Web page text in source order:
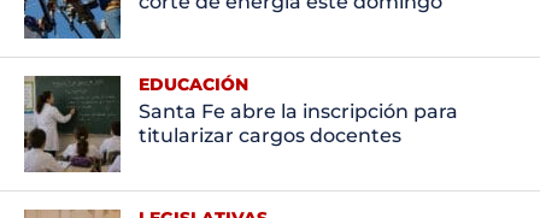
EDUCACIÓN
Santa Fe abre la inscripción para
titularizar cargos docentes